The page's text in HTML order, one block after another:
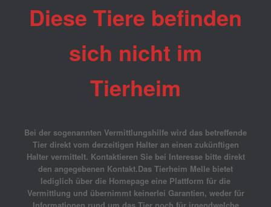
Diese Tiere befinden
sich nicht im
Tierheim
Bei der sogenannten Vermittlungshilfe wird das betreffende
Tier direkt vom derzeitigen Halter an einen zukünftigen
Halter vermittelt. Kontaktieren Sie bei Interesse bitte direkt
den angegebenen Kontakt.Das Tierheim Melle bietet
lediglich über die Homepage eine Plattform für die
Vermittlung und übernimmt keinerlei Garantien, weder für